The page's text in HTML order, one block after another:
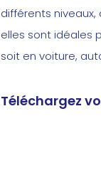
différents niveaux,
elles sont idéales
soit en voiture,
Téléchargez